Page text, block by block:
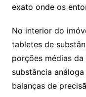
exato onde os
No interior do
tabletes de
porções médias
substância
balanças de